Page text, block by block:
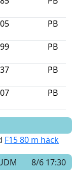
PB
PB
PB
PB
F15 80 m häck
8/6 17:30